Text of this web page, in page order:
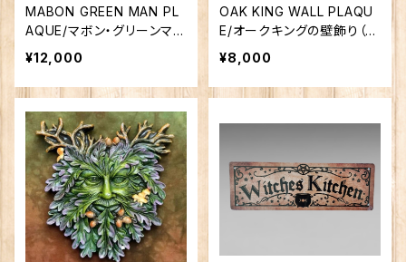
MABON GREEN MAN PL
AQUE/マボン・グリーンマ
ン・プラク（秋分のグリーン
マンの壁飾り）
¥12,000
OAK KING WALL PLAQU
E/オークキングの壁飾り（夏
の王）
¥8,000